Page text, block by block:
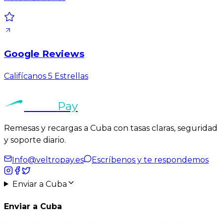
Google Reviews
Califícanos 5 Estrellas
Pay
Remesas y recargas a Cuba con tasas claras, seguridad
y soporte diario.
Info@veltropay.es Escríbenos y te respondemos
Enviar a Cuba
Enviar a Cuba